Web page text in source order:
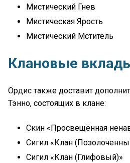
Мистический Гнев
Мистическая Ярость
Мистический Мститель
Клановые
Ордис также доставит
Тэнно, состоящих в клане:
Скин «Просвещённая
Сигил «Клан
Сигил «Клан (Глифовый)»